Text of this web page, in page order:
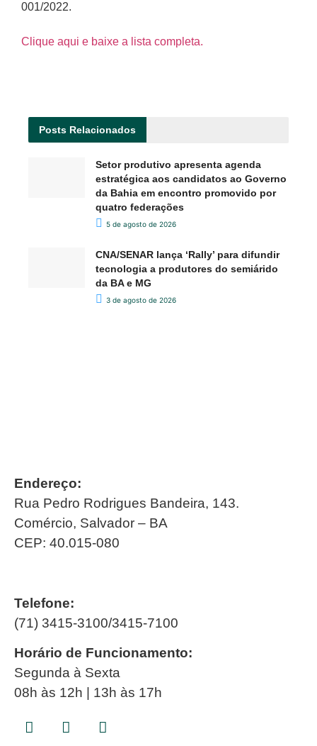
001/2022.
Clique aqui e baixe a lista completa.
Posts Relacionados
Setor produtivo apresenta agenda
estratégica aos candidatos ao Governo
da Bahia em encontro promovido por
quatro federações
5 de agosto de 2026
CNA/SENAR lança ‘Rally’ para difundir
tecnologia a produtores do semiárido
da BA e MG
3 de agosto de 2026
Endereço:
Rua Pedro Rodrigues Bandeira, 143.
Comércio, Salvador – BA
CEP: 40.015-080
Telefone:
(71) 3415-3100/3415-7100
Horário de Funcionamento:
Segunda à Sexta
08h às 12h | 13h às 17h